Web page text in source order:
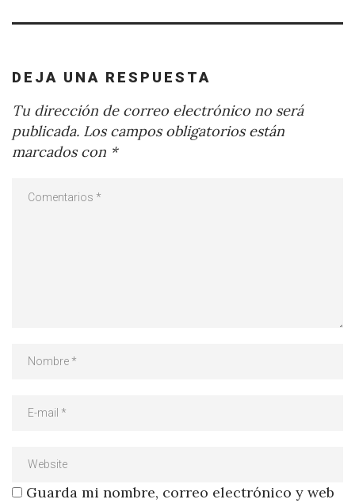
DEJA UNA RESPUESTA
Tu dirección de correo electrónico no será
publicada. Los campos obligatorios están
marcados con *
Guarda mi nombre, correo electrónico y web